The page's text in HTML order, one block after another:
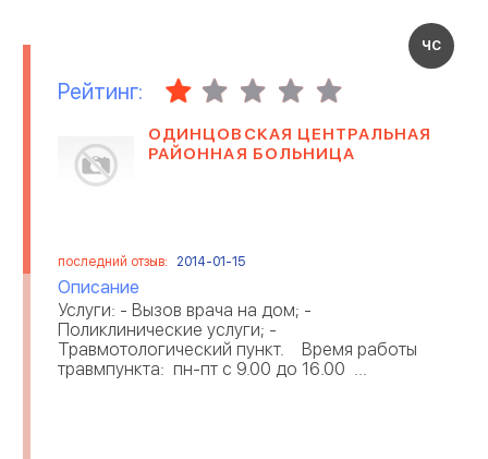
ЧС
Рейтинг:
ОДИНЦОВСКАЯ ЦЕНТРАЛЬНАЯ
РАЙОННАЯ БОЛЬНИЦА
последний отзыв: 2014-01-15
Описание
Услуги: - Вызов врача на дом; -
Поликлинические услуги; -
Травмотологический пункт. Время работы
травмпункта: пн-пт с 9.00 до 16.00 ...